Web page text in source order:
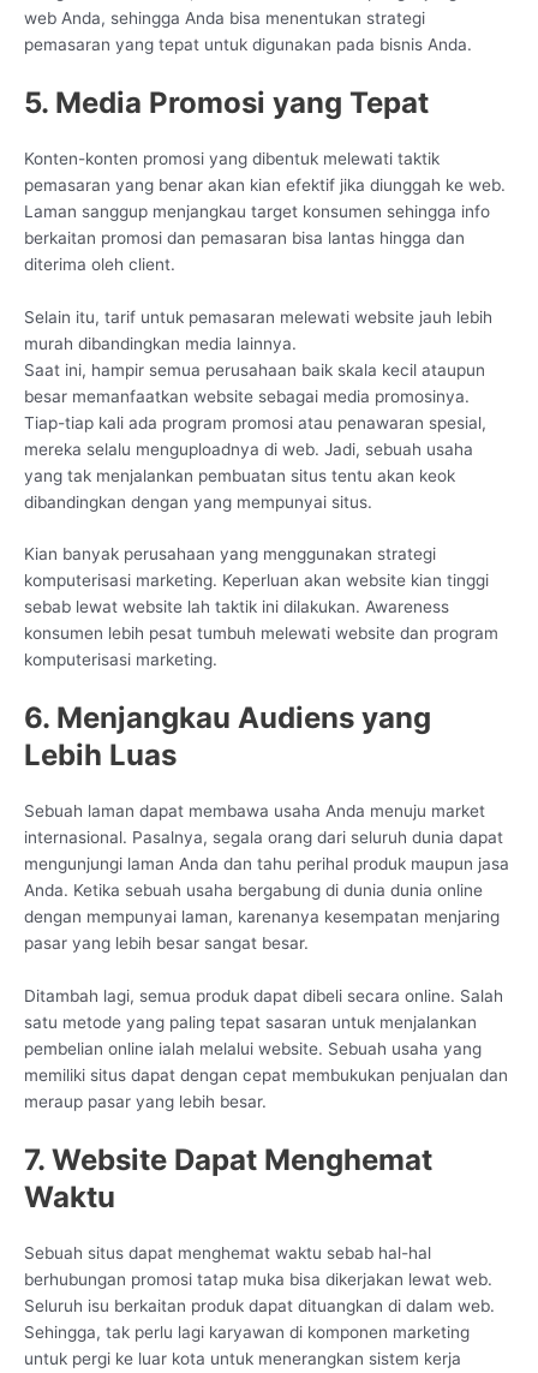
web Anda, sehingga Anda bisa menentukan strategi
pemasaran yang tepat untuk digunakan pada bisnis Anda.
5. Media Promosi yang Tepat
Konten-konten promosi yang dibentuk melewati taktik
pemasaran yang benar akan kian efektif jika diunggah ke web.
Laman sanggup menjangkau target konsumen sehingga info
berkaitan promosi dan pemasaran bisa lantas hingga dan
diterima oleh client.
Selain itu, tarif untuk pemasaran melewati website jauh lebih
murah dibandingkan media lainnya.
Saat ini, hampir semua perusahaan baik skala kecil ataupun
besar memanfaatkan website sebagai media promosinya.
Tiap-tiap kali ada program promosi atau penawaran spesial,
mereka selalu menguploadnya di web. Jadi, sebuah usaha
yang tak menjalankan pembuatan situs tentu akan keok
dibandingkan dengan yang mempunyai situs.
Kian banyak perusahaan yang menggunakan strategi
komputerisasi marketing. Keperluan akan website kian tinggi
sebab lewat website lah taktik ini dilakukan. Awareness
konsumen lebih pesat tumbuh melewati website dan program
komputerisasi marketing.
6. Menjangkau Audiens yang
Lebih Luas
Sebuah laman dapat membawa usaha Anda menuju market
internasional. Pasalnya, segala orang dari seluruh dunia dapat
mengunjungi laman Anda dan tahu perihal produk maupun jasa
Anda. Ketika sebuah usaha bergabung di dunia dunia online
dengan mempunyai laman, karenanya kesempatan menjaring
pasar yang lebih besar sangat besar.
Ditambah lagi, semua produk dapat dibeli secara online. Salah
satu metode yang paling tepat sasaran untuk menjalankan
pembelian online ialah melalui website. Sebuah usaha yang
memiliki situs dapat dengan cepat membukukan penjualan dan
meraup pasar yang lebih besar.
7. Website Dapat Menghemat
Waktu
Sebuah situs dapat menghemat waktu sebab hal-hal
berhubungan promosi tatap muka bisa dikerjakan lewat web.
Seluruh isu berkaitan produk dapat dituangkan di dalam web.
Sehingga, tak perlu lagi karyawan di komponen marketing
untuk pergi ke luar kota untuk menerangkan sistem kerja